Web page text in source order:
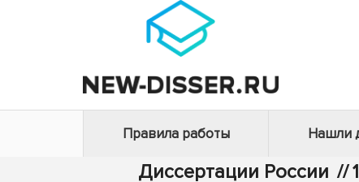
Правила работы Нашли
Диссертации России //